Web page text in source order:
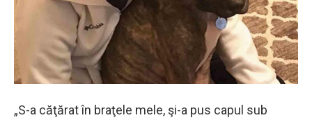
„S-a căţărat în braţele mele, şi-a pus capul sub